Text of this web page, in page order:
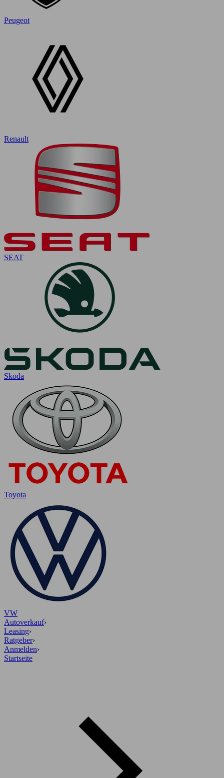
Peugeot
Renault
SEAT
Skoda
Toyota
VW
Autoverkauf›
Leasing›
Ratgeber›
Anmelden›
Startseite